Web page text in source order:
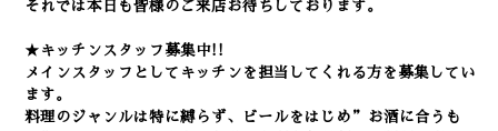
それでは本日も皆様のご来店お待ちしております。
★キッチンスタッフ募集中!!
メインスタッフとしてキッチンを担当してくれる方を募集してい
ます。
料理のジャンルは特に縛らず、ビールをはじめ”お酒に合うも